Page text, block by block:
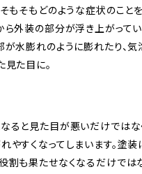
もそもどのような症状のこと
ら外装の部分が浮き上がって
が水膨れのように膨れたり、気
見た目に。
ると見た目が悪いだけではな
やすくなってしまいます。塗
割も果たせなくなるだけでは